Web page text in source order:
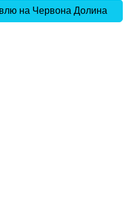
на Червона Долина